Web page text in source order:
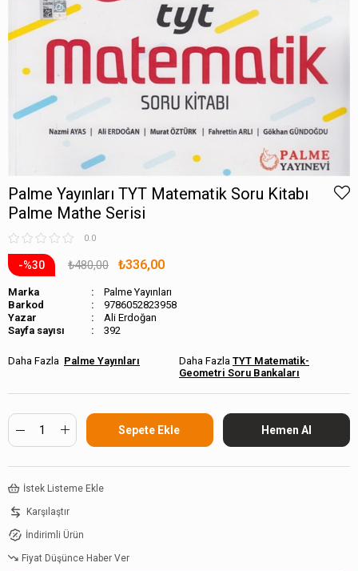
Palme Yayınları TYT Matematik Soru Kitabı
Palme Mathe Serisi
0.0
30 ₺480,00 ₺336,00
Marka
Palme Yayınları
Barkod
9786052823958
Ali Erdoğan
Sayfa sayısı
392
Palme Yayınları
TYT Matematik-
Geometri Soru Bankaları
İstek Listeme Ekle
Karşılaştır
İndirimli Ürün
Fiyat Düşünce Haber Ver